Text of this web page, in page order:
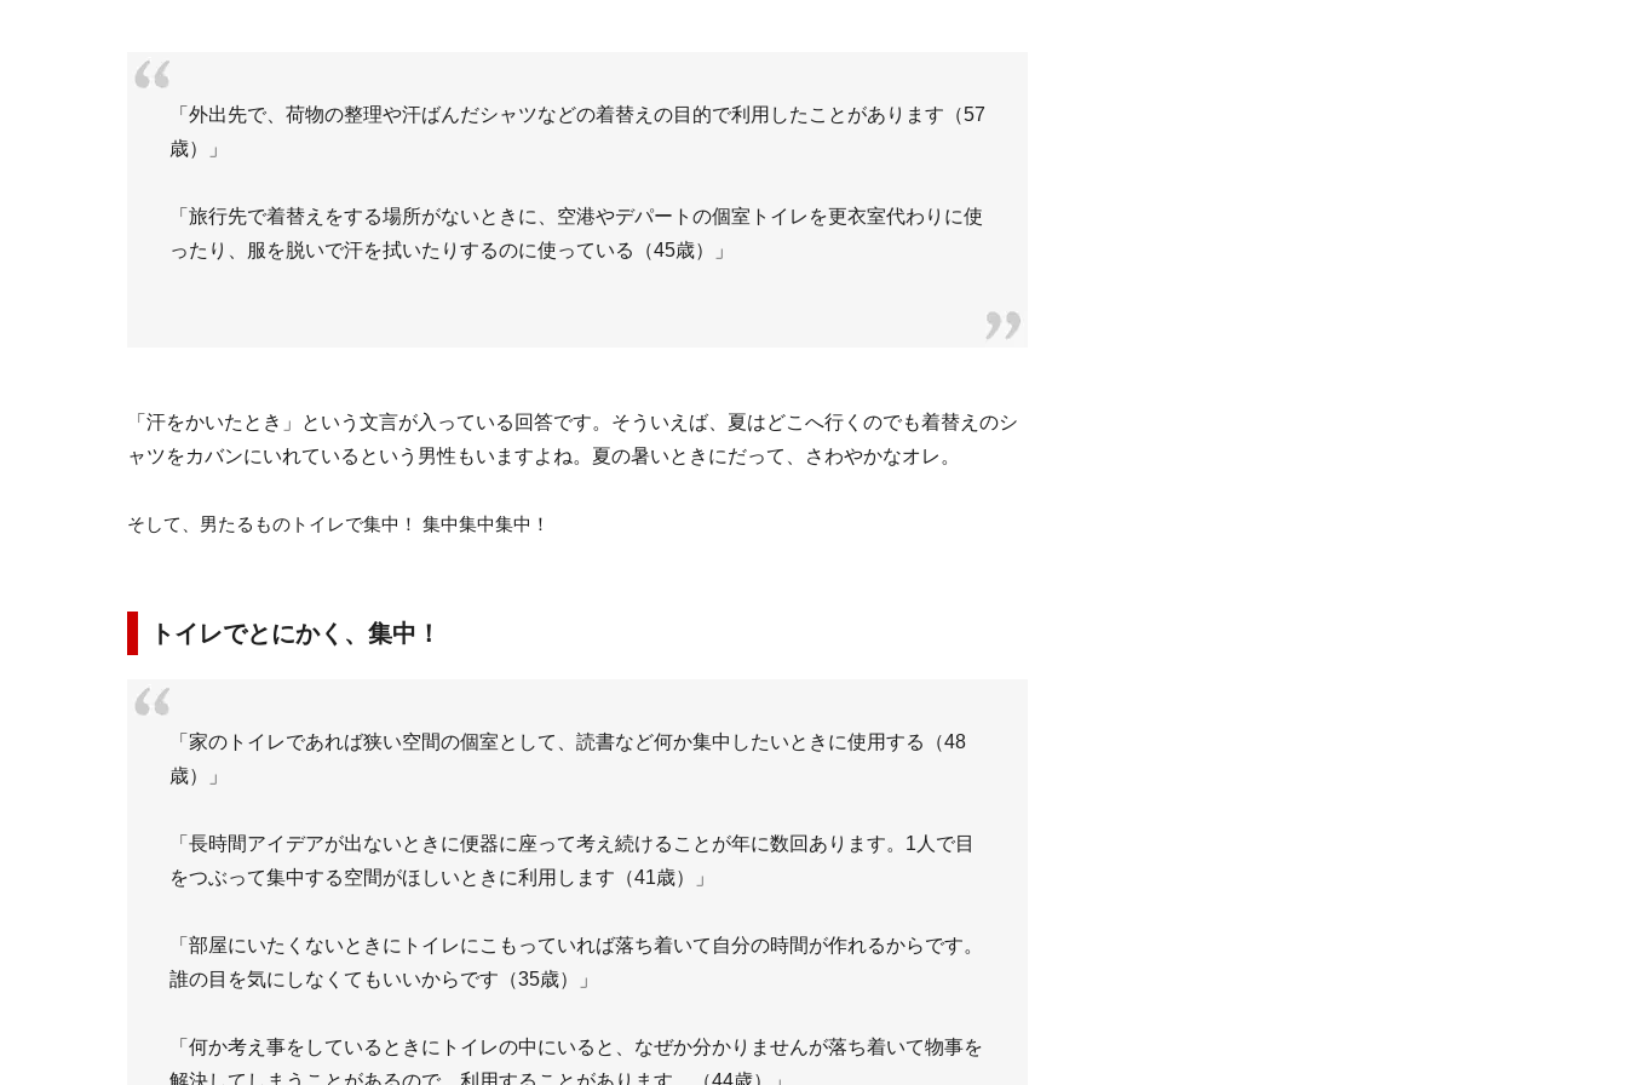
「外出先で、荷物の整理や汗ばんだシャツなどの着替えの目的で利用したことがあります（57
歳）」
「旅行先で着替えをする場所がないときに、空港やデパートの個室トイレを更衣室代わりに使
ったり、服を脱いで汗を拭いたりするのに使っている（45歳）」
「汗をかいたとき」という文言が入っている回答です。そういえば、夏はどこへ行くのでも着替えのシ
ャツをカバンにいれているという男性もいますよね。夏の暑いときにだって、さわやかなオレ。
そして、男たるものトイレで集中！ 集中集中集中！
トイレでとにかく、集中！
「家のトイレであれば狭い空間の個室として、読書など何か集中したいときに使用する（48
歳）」
「長時間アイデアが出ないときに便器に座って考え続けることが年に数回あります。1人で目
をつぶって集中する空間がほしいときに利用します（41歳）」
「部屋にいたくないときにトイレにこもっていれば落ち着いて自分の時間が作れるからです。
誰の目を気にしなくてもいいからです（35歳）」
「何か考え事をしているときにトイレの中にいると、なぜか分かりませんが落ち着いて物事を
解決してしまうことがあるので、利用することがあります。（44歳）」